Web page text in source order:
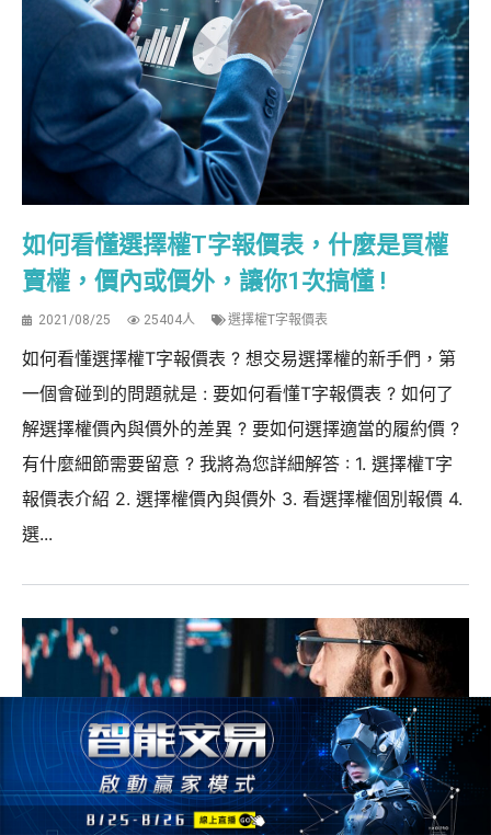
如何看懂選擇權T字報價表，什麼是買權
賣權，價內或價外，讓你1次搞懂 !
2021/08/25 25404人 選擇權T字報價表
如何看懂選擇權T字報價表 ? 想交易選擇權的新手們，第
一個會碰到的問題就是 : 要如何看懂T字報價表 ? 如何了
解選擇權價內與價外的差異 ? 要如何選擇適當的履約價 ?
有什麼細節需要留意 ? 我將為您詳細解答 : 1. 選擇權T字
報價表介紹 2. 選擇權價內與價外 3. 看選擇權個別報價 4.
選...